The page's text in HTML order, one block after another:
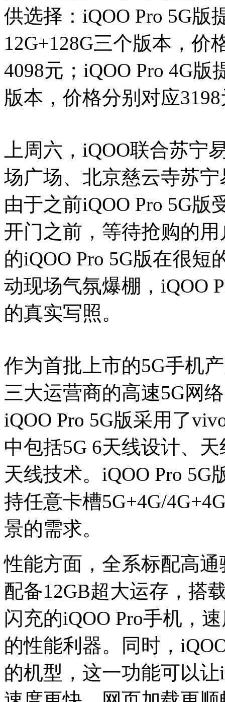
供选择：iQOO Pro 5G版
12G+128G三个版本，价
4098元；iQOO Pro 4G版
版本，价格分别对应
上周六，iQOO联合苏宁
场广场、北京慈云寺苏
由于之前iQOO Pro 5G
开门之前，等待抢购的
的iQOO Pro 5G版在很
动现场气氛爆棚，iQOO
的真实写照。
作为首批上市的5G手机
三大运营商的高速5G网
iQOO Pro 5G版采用了
中包括5G 6天线设计、
天线技术。iQOO Pro 5G
持任意卡槽5G+4G/
景的需求。
性能方面，全系标配高
配备12GB超大运存，搭
闪充的iQOO Pro手机，
的性能利器。同时，
的机型，这一功能可以